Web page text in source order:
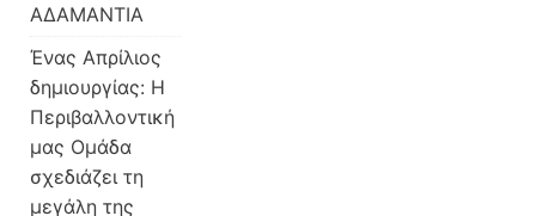
ΑΔΑΜΑΝΤΙΑ
Ένας Απρίλιος
δημιουργίας: Η
Περιβαλλοντική
μας Ομάδα
σχεδιάζει τη
μεγάλη της